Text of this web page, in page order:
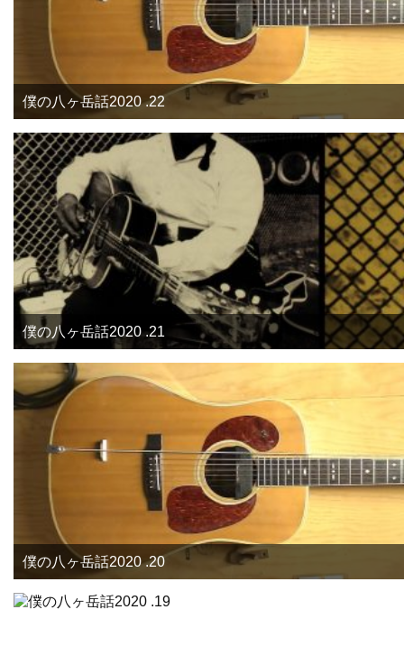
僕の八ヶ岳話2020 .22
僕の八ヶ岳話2020 .21
僕の八ヶ岳話2020 .20